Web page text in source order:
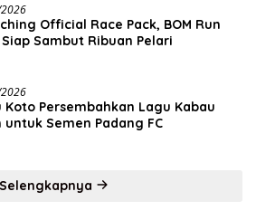
Official Race Pack, BOM Run
Siap Sambut Ribuan Pelari
Koto Persembahkan Lagu Kabau
untuk Semen Padang FC
Selengkapnya